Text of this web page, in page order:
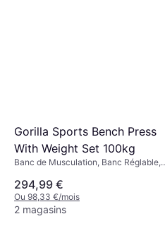
Gorilla Sports Bench Press
With Weight Set 100kg
Banc de Musculation, Banc Réglable,
charge (max) 200 kg
294,99 €
Ou 98,33 €/mois
2 magasins